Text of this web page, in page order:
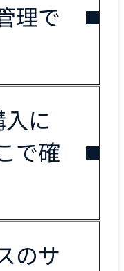
理で
に
で確
のサ